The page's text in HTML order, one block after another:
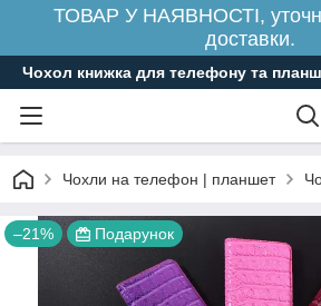
ТОВАР У НАЯВНОСТІ,
доставки.
Чохол книжка для телефону та
Чохли на телефон | планшет
–21% Подарунок